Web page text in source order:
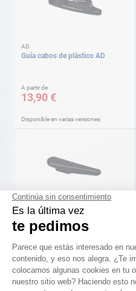
AD
Guía cabos de plástico AD
A partir de
13,90 €
Disponible en varias versiones
AD
Cornamusa de plástico L : 150
mm AD
9,70 €